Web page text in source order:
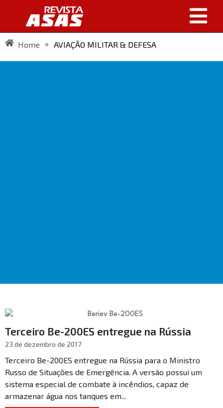
Home » AVIAÇÃO MILITAR & DEFESA
Terceiro Be-200ES entregue na Rússia
23 de dezembro de 2017
Terceiro Be-200ES entregue na Rússia para o Ministro
Russo de Situações de Emergência. A versão possui um
sistema especial de combate à incêndios, capaz de
armazenar água nos tanques em...